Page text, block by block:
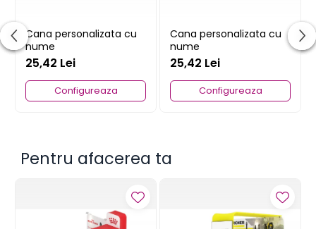
Cana personalizata cu
nume
25,42 Lei
Configureaza
Cana personalizata cu
nume
25,42 Lei
Configureaza
Pentru afacerea ta